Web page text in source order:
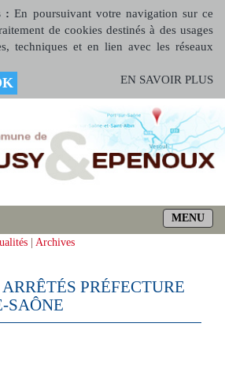
:En poursuivant votre navigation sur ce
de cookies destinés à des usages
techniques et en lien avec les réseaux
EN SAVOIR PLUS
MENU
Archives
PRÉFECTURE
SAÔNE